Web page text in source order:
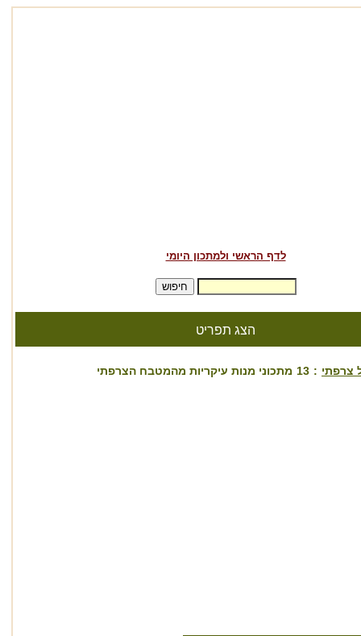
לדף הראשי ולמתכון היומי
הצג תפריט
צרפתי :
13 מתכוני מנות עיקריות מהמטבח הצרפתי